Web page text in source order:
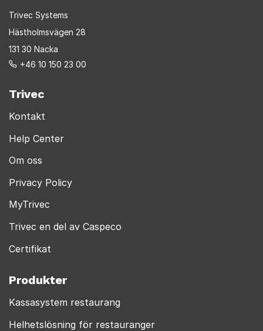
Trivec Systems
Hästholmsvägen 28
131 30 Nacka
+46 10 150 23 00
Trivec
Kontakt
Help Center
Om oss
Privacy Policy
MyTrivec
Trivec en del av Caspeco
Certifikat
Produkter
Kassasystem restaurang
Helhetslösning för restauranger